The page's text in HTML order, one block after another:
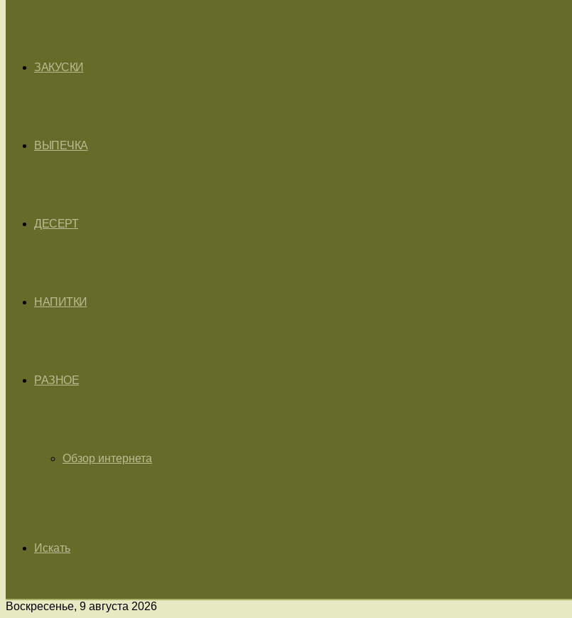
ЗАКУСКИ
ВЫПЕЧКА
ДЕСЕРТ
НАПИТКИ
РАЗНОЕ
Обзор интернета
Искать
Воскресенье, 9 августа 2026